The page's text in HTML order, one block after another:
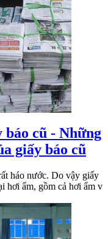
báo cũ - Những
giấy báo cũ
háo nước. Do vậy giấy
hơi ẩm, gồm cả hơi ẩm v